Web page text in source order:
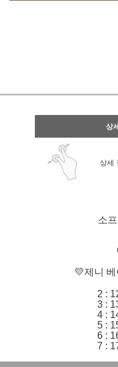
상
상세
소
💛제니
2 :
3 :
4 :
5 :
6 :
7 :